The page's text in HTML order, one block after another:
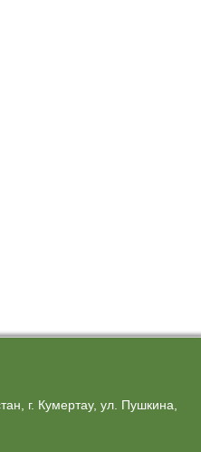
г. Кумертау, ул. Пушкина,